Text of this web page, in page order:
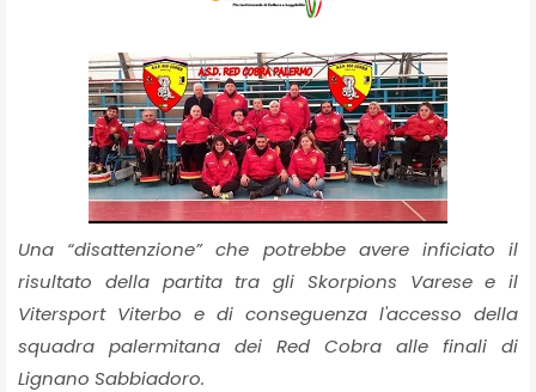
Una “disattenzione” che potrebbe avere inficiato il
risultato della partita tra gli Skorpions Varese e il
Vitersport Viterbo e di conseguenza l'accesso della
squadra palermitana dei Red Cobra alle finali di
Lignano Sabbiadoro.